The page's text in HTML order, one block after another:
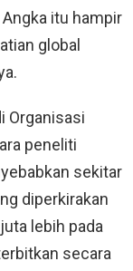
itu hampir
global
Organisasi
peneliti
sekitar
diperkirakan
lebih pada
secara